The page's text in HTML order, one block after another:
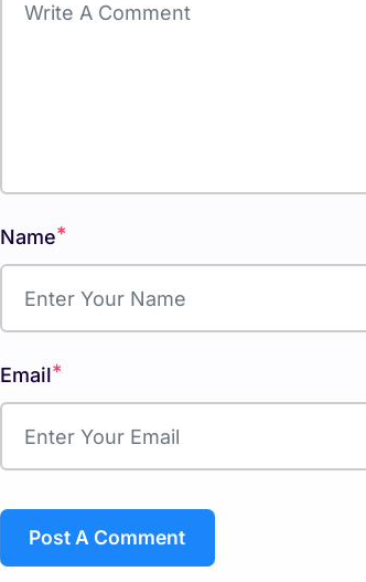
Name*
Email*
Post A Comment